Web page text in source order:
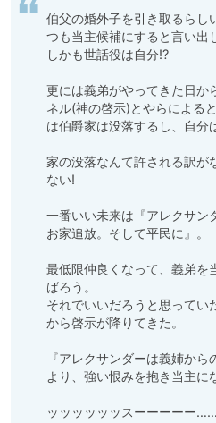
伯父の婚外子を引き取るらし
つも当主候補にすると言い出
しかも世話役は自分⁉
更には義弟がやってきた日か
ネル(神の啓示)とやらによる
は伯爵家は没落するし、自分
家の没落なんて許される訳が
ない!
一番いい未来は『アレクサン
お家追放。そして平民に』。
最低限仲良くなって、義弟を
ばろう。
それでいいだろうと思ってい
から啓示が降りてきた。
『アレクサンダーは義姉か
より、強い恨みを抱き当主に
ッッッッッッスーーーーー……